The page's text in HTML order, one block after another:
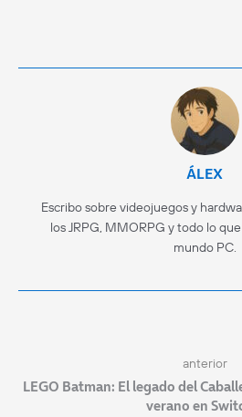
ÁLEX
Escribo sobre videojuegos y
los JRPG, MMORPG y todo lo
mundo PC.
anterior
LEGO Batman: El legado del
verano en